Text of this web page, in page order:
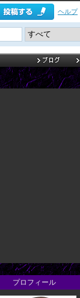
ヘルプ
プロフィール